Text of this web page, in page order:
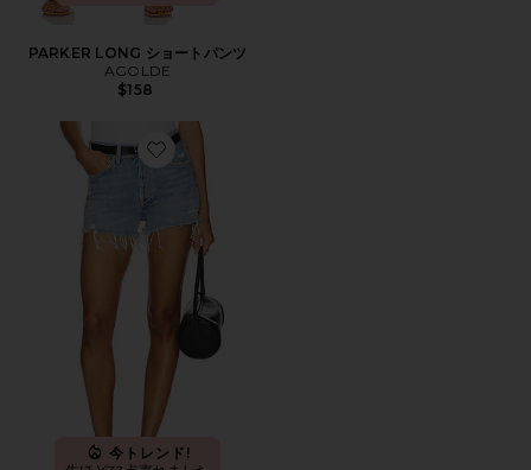
PARKER LONG ショートパンツ
AGOLDE
$158
Favorite PARKER ビンテージカットオフショートパンツ
今トレンド!